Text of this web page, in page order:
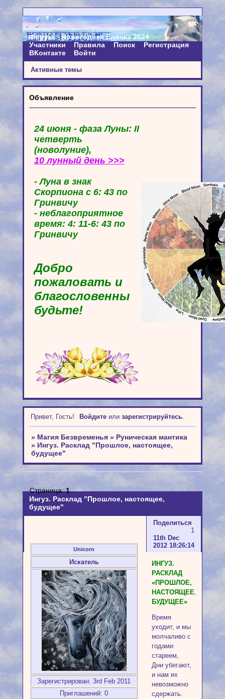
Форум
Новогодняя Ёлочка 2024
Участники
Правила Поиск
Регистрация
ВКонтакте
Войти
Активные темы
Объявление
24 июня - фаза Луны: II
четверть
(новолуние),
10 лунный день >>>
- Луна в знак
Скорпиона с 6: 43 по
Гринвичу
- неблагоприятное
время: 4: 11-6: 43 по
Гринвичу
Добро
пожаловать и
благословенны
будьте!
Привет, Гость! Войдитеили зарегистрируйтесь.
» Магия Безвременья » Руническая мантика
» Ингуз. Расклад "Прошлое, настоящее,
будущее"
Ингуз. Расклад "Прошлое, настоящее,
будущее"
Страница:1
Поделиться
1
11th Dec
2012 18:26:14
Unicorn
Искатель
Зарегистрирован: 3rd Feb 2011
Приглашений: 0
ИНГУЗ.
РАСКЛАД
«ПРОШЛОЕ,
НАСТОЯЩЕЕ,
БУДУЩЕЕ»
Время
уходит, и мы
молчаливо с
годами
стареем,
Дни убегают,
и нам их
невозможно
сдержать.